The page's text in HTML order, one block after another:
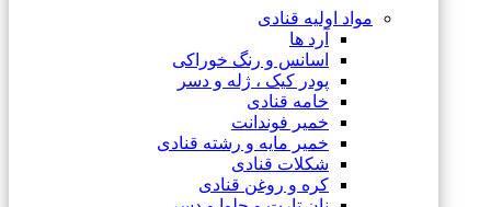
مواد اولیه قنادی
آرد ها
اسانس و رنگ خوراکی
پودر کیک ، ژله و دسر
خامه قنادی
خمیر فوندانت
خمیر مایه و رشته قنادی
شکلات قنادی
کره و روغن قنادی